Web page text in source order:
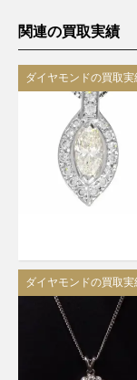
関連の買取実績
ダイヤモンドの買取実
ダイヤモンドの買取実